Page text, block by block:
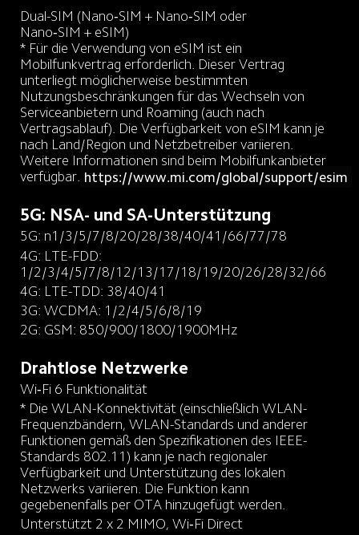
Dual-SIM (Nano‑SIM + Nano‑SIM oder
* Für die Verwendung von eSIM ist ein
Mobilfunkvertrag erforderlich. Dieser Vertrag
unterliegt möglicherweise bestimmten
Nutzungsbeschränkungen für das Wechseln von
Serviceanbietern und Roaming (auch nach
Vertragsablauf). Die Verfügbarkeit von eSIM kann je
nach Land/Region und Netzbetreiber variieren.
Weitere Informationen sind beim Mobilfunkanbieter
verfügbar. https://www.mi.com/global/support/esim
5G: NSA- und SA-Unterstützung
5G: n1/3/5/7/8/20/28/38/40/41/66/77/78
4G: LTE-FDD:
1/2/3/4/5/7/8/12/13/17/18/19/20/26/28/32/66
4G: LTE-TDD: 38/40/41
3G: WCDMA: 1/2/4/5/6/8/19
2G: GSM: 850/900/1800/1900MHz
Drahtlose Netzwerke
Wi‑Fi 6 Funktionalität
* Die WLAN-Konnektivität (einschließlich WLAN-
Frequenzbändern, WLAN-Standards und anderer
Funktionen gemäß den Spezifikationen des IEEE-
Standards 802.11) kann je nach regionaler
Verfügbarkeit und Unterstützung des lokalen
Netzwerks variieren. Die Funktion kann
gegebenenfalls per OTA hinzugefügt werden.
Unterstützt 2 x 2 MIMO, Wi‑Fi Direct